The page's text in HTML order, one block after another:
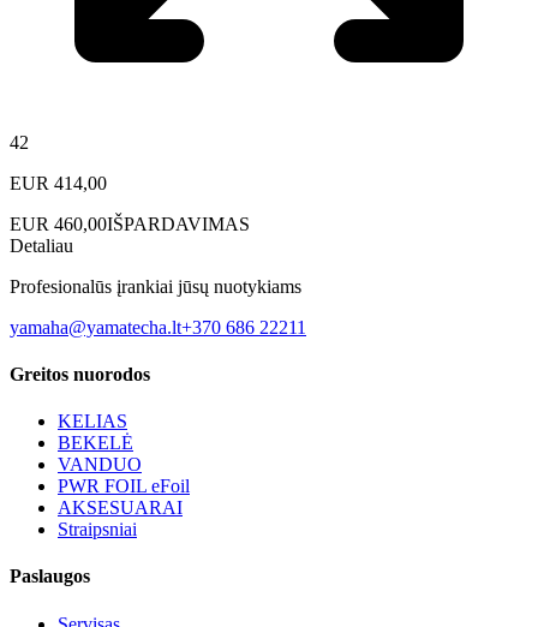
42
EUR 414,00
EUR 460,00IŠPARDAVIMAS
Detaliau
Profesionalūs įrankiai jūsų nuotykiams
yamaha@yamatecha.lt+370 686 22211
Greitos nuorodos
KELIAS
BEKELĖ
VANDUO
PWR FOIL eFoil
AKSESUARAI
Straipsniai
Paslaugos